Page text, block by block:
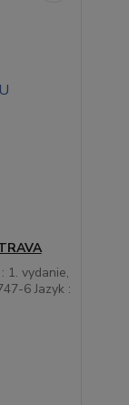
1. vydanie,
6 Jazyk :